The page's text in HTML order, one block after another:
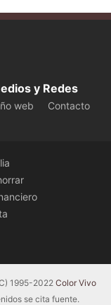
y Redes
web
Contacto
1995-2022 Color Vivo
se cita fuente.